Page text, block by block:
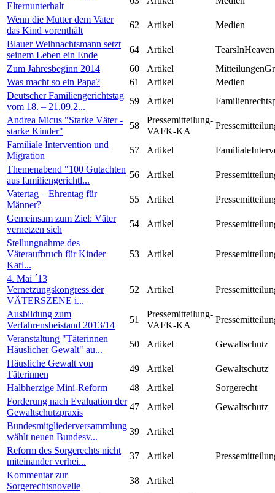
Elternunterhalt
Wenn die Mutter dem Vater
das Kind vorenthält
62 Artikel
Medien
Blauer Weihnachtsmann setzt
seinem Leben ein Ende
64 Artikel
TearsInHeaven
Zum Jahresbeginn 2014
60 Artikel
Was macht so ein Papa?
61 Artikel
Medien
Deutscher Familiengerichtstag
vom 18. – 21.09.2...
59 Artikel
Andrea Micus "Starke Väter -
starke Kinder"
58
Pressemitteilung-
VAFK-KA
Familiale Intervention und
Migration
57 Artikel
Themenabend "100 Gutachten
aus familiengerichtl...
56 Artikel
Vatertag – Ehrentag für
Männer?
55 Artikel
Gemeinsam zum Ziel: Väter
vernetzen sich
54 Artikel
Stellungnahme des
Väteraufbruch für Kinder
Karl...
53 Artikel
4. Mai ´13
Vernetzungskongress der
VÄTERSZENE i...
52 Artikel
Ausbildung zum
Verfahrensbeistand 2013/14
51
Pressemitteilung-
VAFK-KA
Veranstaltung "Täterinnen
Häuslicher Gewalt" au...
50 Artikel
Gewaltschutz
Häusliche Gewalt von
Täterinnen
49 Artikel
Gewaltschutz
Halbherzige Mini-Reform
48 Artikel
Sorgerecht
Forderung nach Evaluation der
Gewaltschutzpraxis
47 Artikel
Gewaltschutz
Bundesmitgliederversammlung
wählt neuen Bundesv...
39
Artikel
Reform des Sorgerechts nicht
miteinander verhei...
37 Artikel
Kommentar zur
Sorgerechtsnovelle
38
Artikel